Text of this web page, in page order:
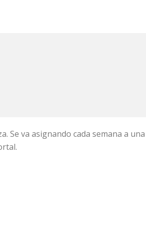
va asignando cada semana a